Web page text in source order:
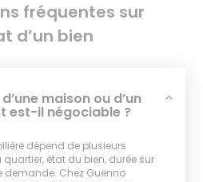
fréquentes sur
d’un bien
maison ou d’un
est-il négociable ?
dépend de plusieurs
état du bien, durée sur
demande. Chez Guenno